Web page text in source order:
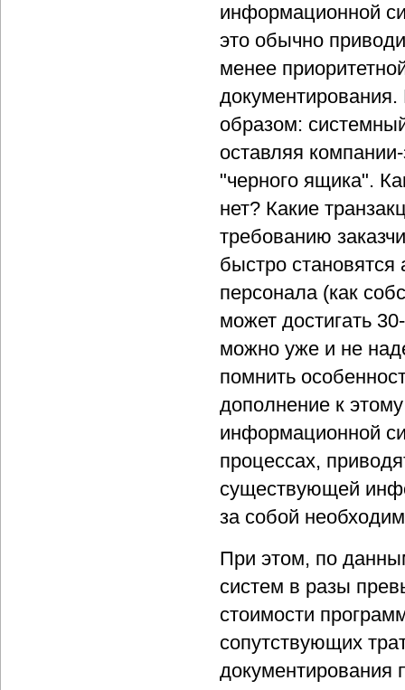
информационной
это обычно
менее
образом:
оставляя
"черного ящика".
нет? Какие
требованию
быстро становятся
персонала (как
может достигать
можно уже и не
помнить
дополнение к
информационной
процессах,
существующей
за собой
При этом, по
систем в разы
стоимости
сопутствующих
документирования